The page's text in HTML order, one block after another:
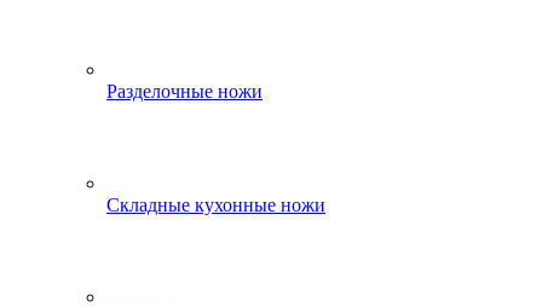
Разделочные ножи
Складные кухонные ножи